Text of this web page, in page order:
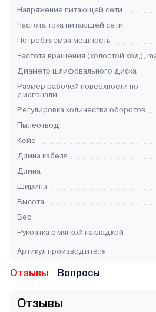
Напряжение питающей сети
Частота тока питающей сети
Потребляемая мощность
Частота вращения (холостой ход),
Диаметр шлифовального диска
Размер рабочей поверхности по
диагонали
Регулировка количества оборотов
Пылеотвод
Кейс
Длина кабеля
Длина
Ширина
Высота
Вес
Рукоятка с мягкой накладкой
Артикул производителя
Отзывы Вопросы
Отзывы